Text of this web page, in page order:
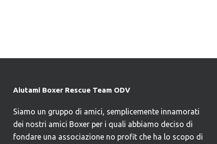
Aiutami Boxer Rescue Team ODV
Siamo un gruppo di amici, semplicemente innamorati
dei nostri amici Boxer per i quali abbiamo deciso di
fondare una associazione no profit che ha lo scopo di